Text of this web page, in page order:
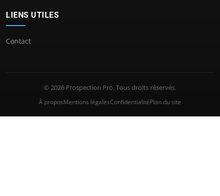
LIENS UTILES
Contact
© 2026 Prospection Pro. Tous droits réservés.
À proposMentions légalesConfidentialitéPlan du site